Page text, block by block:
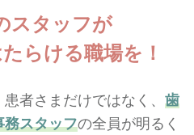
スタッフが
らける職場を！
患者さまだけではなく、 歯
務スタッフの全員が明るく